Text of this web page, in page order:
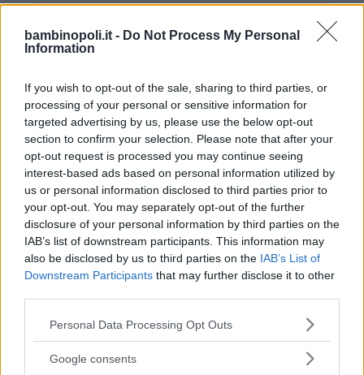
bambinopoli.it - Do Not Process My Personal
Information
If you wish to opt-out of the sale, sharing to third parties, or
processing of your personal or sensitive information for
targeted advertising by us, please use the below opt-out
section to confirm your selection. Please note that after your
opt-out request is processed you may continue seeing
interest-based ads based on personal information utilized by
us or personal information disclosed to third parties prior to
your opt-out. You may separately opt-out of the further
disclosure of your personal information by third parties on the
IAB’s list of downstream participants. This information may
also be disclosed by us to third parties on the IAB’s List of
Downstream Participants that may further disclose it to other
Please note that this website/app uses one or more Google
not limited to your visit or usage behaviour. You may click to
Personal Data Processing Opt Outs
Google consents
Feste
Kinderheim